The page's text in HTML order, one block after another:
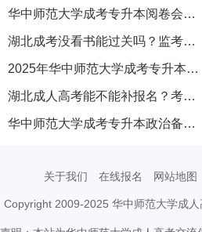
华中师范大学成考专升本阅卷会压分吗？评分标准全揭秘！
湖北成考没看书能过关吗？监考严不严格？速看真题技巧
2025年华中师范大学成考专升本统考难度大吗？怎么备考能拿高分？
湖北成人高考能不能补报名？考试时间什么时候出？
华中师范大学成考专升本政治备考技巧全揭秘看这里
关于我们 在线报名 网站地图
Copyright 2009-2025 华中师范大学成